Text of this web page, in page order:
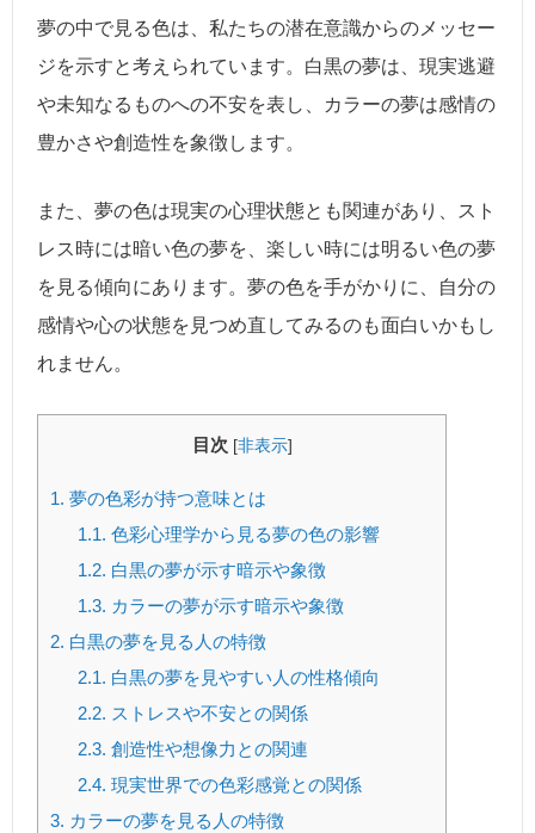
夢の中で見る色は、私たちの潜在意識からのメッセー
ジを示すと考えられています。白黒の夢は、現実逃避
や未知なるものへの不安を表し、カラーの夢は感情の
豊かさや創造性を象徴します。
また、夢の色は現実の心理状態とも関連があり、スト
レス時には暗い色の夢を、楽しい時には明るい色の夢
を見る傾向にあります。夢の色を手がかりに、自分の
感情や心の状態を見つめ直してみるのも面白いかもし
れません。
目次 [非表示]
1. 夢の色彩が持つ意味とは
1.1. 色彩心理学から見る夢の色の影響
1.2. 白黒の夢が示す暗示や象徴
1.3. カラーの夢が示す暗示や象徴
2. 白黒の夢を見る人の特徴
2.1. 白黒の夢を見やすい人の性格傾向
2.2. ストレスや不安との関係
2.3. 創造性や想像力との関連
2.4. 現実世界での色彩感覚との関係
3. カラーの夢を見る人の特徴